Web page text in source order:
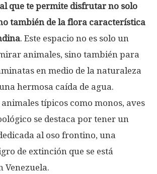
que te permite disfrutar no solo
también de la flora característica
. Este espacio no es solo un
animales, sino también para
en medio de la naturaleza
hermosa caída de agua.
animales típicos como monos, aves
se destaca por tener un
al oso frontino, una
de extinción que se está
Venezuela.